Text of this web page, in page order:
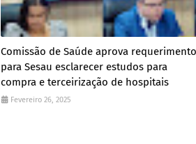
Comissão de Saúde aprova requerimento
para Sesau esclarecer estudos para
compra e terceirização de hospitais
Fevereiro 26, 2025